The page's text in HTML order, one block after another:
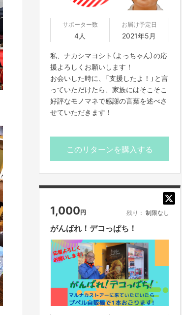
サポーター数
4人
お届け予定日
2021年5月
私、ナカシマヨシト（よっちゃん）の応
援よろしくお願いします！
お会いした時に、「支援したよ！」と言
っていただけたら、家族にはそこそこ
好評なモノマネで感謝の言葉を述べさ
せていただきます！
このリターンを購入する
1,000円 残り： 制限なし
がんばれ！デコっぱち！